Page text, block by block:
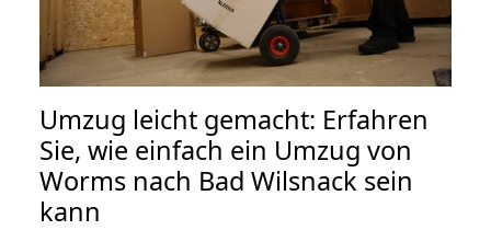
Umzug leicht gemacht: Erfahren
Sie, wie einfach ein Umzug von
Worms nach Bad Wilsnack sein
kann